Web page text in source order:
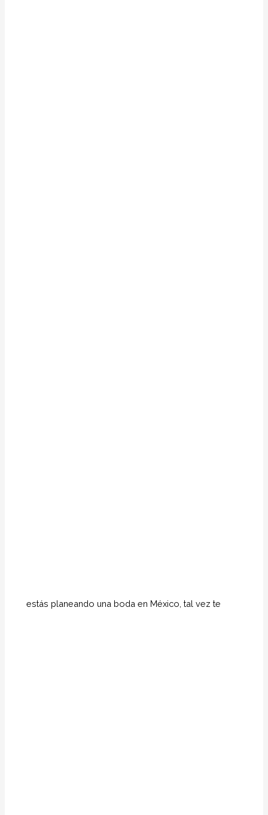
estás planeando una boda en México, tal vez te